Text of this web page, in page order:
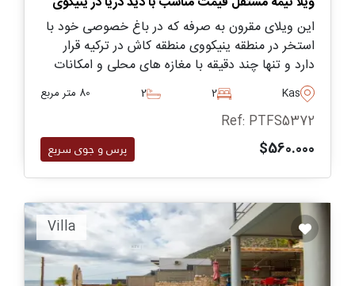
این ویلای مقرون به صرفه که در باغ خصوصی خود با
استخر در منطقه ینیکووی منطقه کاش در ترکیه قرار
دارد و تنها چند دقیقه با مغازه های محلی و امکانات
روزانه از جمله رستوران ها و بازارها فاصله دارد.
Kas
2
2 80 متر مربع
Ref: PTFS5372
$560.000 پرس و جوی سریع
Villa